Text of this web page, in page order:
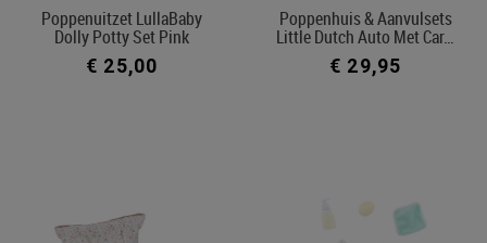
Poppenuitzet LullaBaby
Dolly Potty Set Pink
€ 25,00
Poppenhuis & Aanvulsets
Little Dutch Auto Met Car…
€ 29,95